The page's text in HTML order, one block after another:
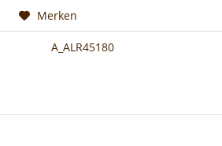
Merken
A_ALR45180